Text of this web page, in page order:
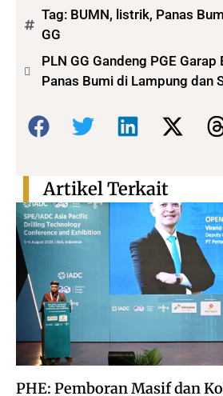
Tag: BUMN, listrik, Panas
GG
PLN GG Gandeng PGE
Panas Bumi di Lampung dan
Bagikan:
PHE: Pemboran Masif dan
Artikel Terkait